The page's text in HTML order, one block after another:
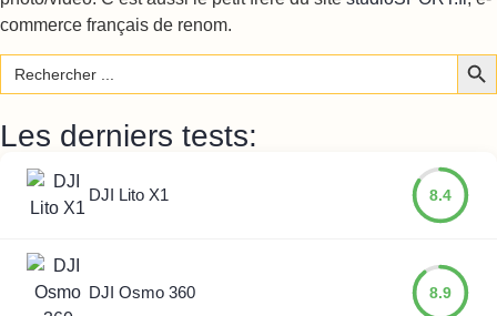
commerce français de renom.
Search
for:
Les derniers tests:
DJI Lito X1 8.4
DJI Osmo 360 8.9